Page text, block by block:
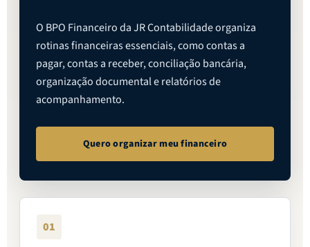
O BPO Financeiro da JR Contabilidade organiza
rotinas financeiras essenciais, como contas a
pagar, contas a receber, conciliação bancária,
organização documental e relatórios de
acompanhamento.
Quero organizar meu financeiro
01